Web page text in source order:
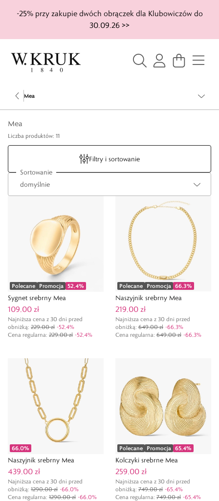
-25% przy zakupie dwóch obrączek dla Klubowiczów do
30.09.26 >>
Mea
Mea
Liczba produktów: 11
Filtry i sortowanie
Sortowanie
Polecane Promocja 52,4%
Sygnet srebrny Mea
109,00 zł
Najniższa cena z 30 dni przed
obniżką: 229,00 zł -52,4%
Cena regularna: 229,00 zł -52,4%
Polecane Promocja 66,3%
Naszyjnik srebrny Mea
219,00 zł
Najniższa cena z 30 dni przed
obniżką: 649,00 zł -66,3%
Cena regularna: 649,00 zł -66,3%
66,0%
Naszyjnik srebrny Mea
439,00 zł
Najniższa cena z 30 dni przed
obniżką: 1290,00 zł -66,0%
Cena regularna: 1290,00 zł -66,0%
Polecane Promocja 65,4%
Kolczyki srebrne Mea
259,00 zł
Najniższa cena z 30 dni przed
obniżką: 749,00 zł -65,4%
Cena regularna: 749,00 zł -65,4%